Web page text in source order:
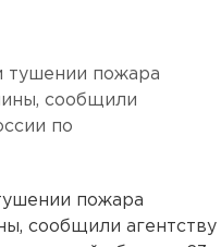
тушении пожара
сообщили
по
пожара
сообщили агентству